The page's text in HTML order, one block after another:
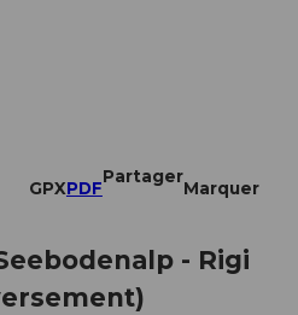
GPXPDF
Partager
Marquer
- Rigi